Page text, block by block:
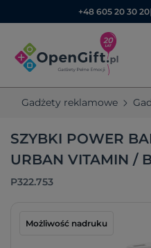
+48 605 20 30 20|
Gadżety reklamowe
SZYBKI POWER
URBAN VITAMIN /
P322.753
Możliwość nadruku